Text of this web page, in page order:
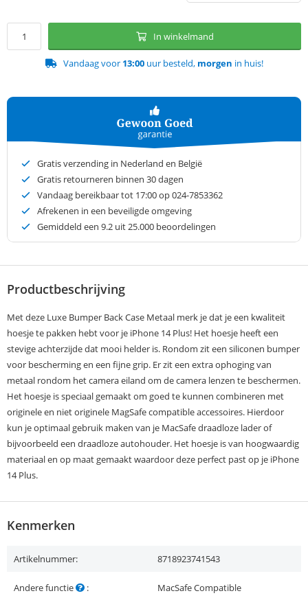
In winkelmand
Vandaag voor 13:00uur besteld, morgen in huis!
Gratis verzending in Nederland en België
Gratis retourneren binnen 30 dagen
Vandaag bereikbaar tot 17:00 op 024-7853362
Afrekenen in een beveiligde omgeving
Gemiddeld een 9.2 uit 25.000 beoordelingen
Productbeschrijving
Met deze Luxe Bumper Back Case Metaal merk je dat je een kwaliteit
hoesje te pakken hebt voor je iPhone 14 Plus! Het hoesje heeft een
stevige achterzijde dat mooi helder is. Rondom zit een siliconen bumper
voor bescherming en een fijne grip. Er zit een extra ophoging van
metaal rondom het camera eiland om de camera lenzen te beschermen.
Het hoesje is speciaal gemaakt om goed te kunnen combineren met
originele en niet originele MagSafe compatible accessoires. Hierdoor
kun je optimaal gebruik maken van je MacSafe draadloze lader of
bijvoorbeeld een draadloze autohouder. Het hoesje is van hoogwaardig
materiaal en op maat gemaakt waardoor deze perfect past op je iPhone
14 Plus.
Kenmerken
Artikelnummer: 8718923741543
Andere functie : MacSafe Compatible